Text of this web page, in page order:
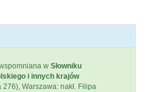
w Słowniku
i innych krajów
276), Warszawa: nakł. Filipa